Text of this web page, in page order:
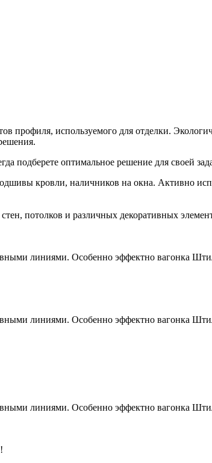
профиля, используемого для отделки.
подберете оптимальное решение для своей
кровли, наличников на окна. Активно
потолков и различных декоративных
линиями. Особенно эффектно вагонка
линиями. Особенно эффектно вагонка
линиями. Особенно эффектно вагонка